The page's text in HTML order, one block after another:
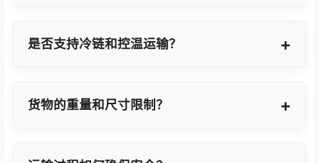
是否支持冷链和控温运输？
货物的重量和尺寸限制？